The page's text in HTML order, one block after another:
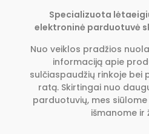
Specializuota
elektroninė parduotuvė
Nuo veiklos pradžios
informaciją apie
sulčiaspaudžių rinkoje bei
ratą. Skirtingai nuo
parduotuvių, mes
išmanome ir